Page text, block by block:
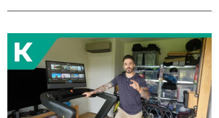
CONTACT
Blog